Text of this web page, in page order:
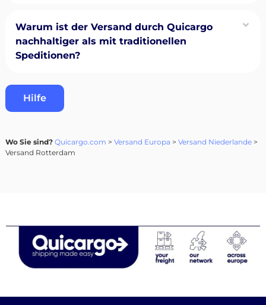
Warum ist der Versand durch Quicargo
nachhaltiger als mit traditionellen
Speditionen?
Hilfe
Wo Sie sind? Quicargo.com > Versand Europa > Versand Niederlande>
Versand Rotterdam